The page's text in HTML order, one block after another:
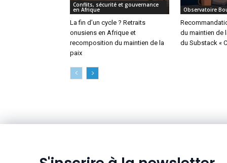
Conflits, sécurité et gouvernance
en Afrique
La fin d’un cycle ? Retraits
onusiens en Afrique et
recomposition du maintien de la
paix
Observatoire
du maintien de
du Substack «